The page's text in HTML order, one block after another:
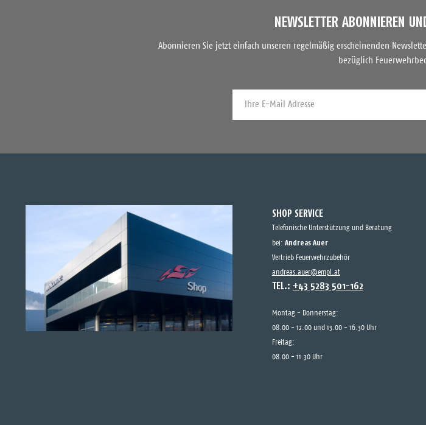
NEWSLETTER ABONNIEREN
Abonnieren Sie jetzt einfach unseren regelmäßig erscheinenden
bezüglich
SHOP SERVICE
Telefonische Unterstützung und Beratung
bei: Andreas Auer
Vertrieb Feuerwehrzubehör
andreas.auer@empl.at
TEL.: +43 5283 501-162
Montag - Donnerstag:
08.00 - 12.00 und 13.00 - 16.30 Uhr
Freitag:
08.00 - 11.30 Uhr